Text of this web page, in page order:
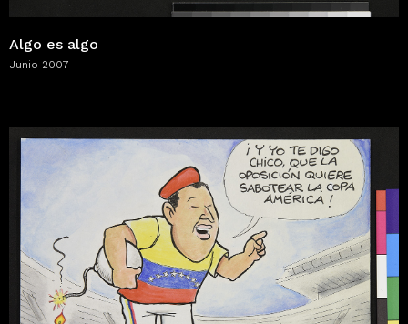
Algo es algo
Junio 2007